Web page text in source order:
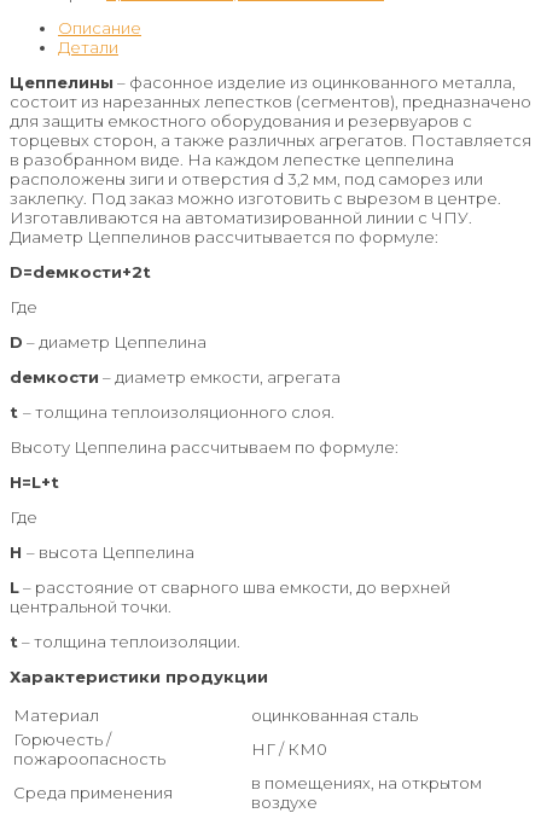
Описание
Детали
Цеппелины – фасонное изделие из оцинкованного металла,
состоит из нарезанных лепестков (сегментов), предназначено
для защиты емкостного оборудования и резервуаров с
торцевых сторон, а также различных агрегатов. Поставляется
в разобранном виде. На каждом лепестке цеппелина
расположены зиги и отверстия d 3,2 мм, под саморез или
заклепку. Под заказ можно изготовить с вырезом в центре.
Изготавливаются на автоматизированной линии с ЧПУ.
Диаметр Цеппелинов рассчитывается по формуле:
D=dемкости+2t
Где
D – диаметр Цеппелина
dемкости – диаметр емкости, агрегата
t – толщина теплоизоляционного слоя.
Высоту Цеппелина рассчитываем по формуле:
H=L+t
Где
H – высота Цеппелина
L– расстояние от сварного шва емкости, до верхней
центральной точки.
t – толщина теплоизоляции.
Характеристики продукции
Материал
оцинкованная сталь
Горючесть /
пожароопасность
НГ / КМ0
Среда применения
в помещениях, на открытом
воздухе